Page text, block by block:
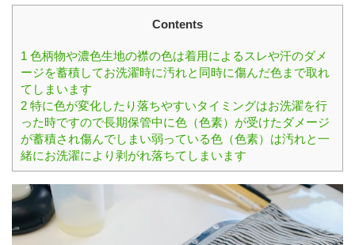
Contents
1 色柄物や濃色生地の襟の色は着用によるスレや汗のダメ
ージを蓄積してお洗濯時に汚れと同時に傷んだ色まで取れ
てしまいます
2 特に色が変化したり落ちやすいタイミングはお洗濯を行
った時ですので長期保管中に色（色素）が受けたダメージ
が蓄積され傷んでしまい弱っている色（色素）は汚れと一
緒にお洗濯により剥がれ落ちてしまいます